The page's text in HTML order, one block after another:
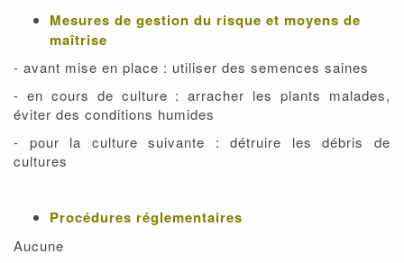
Mesures de gestion du risque et moyens de
maîtrise
- avant mise en place : utiliser des semences saines
- en cours de culture : arracher les plants malades,
éviter des conditions humides
- pour la culture suivante : détruire les débris de
cultures
Procédures réglementaires
Aucune